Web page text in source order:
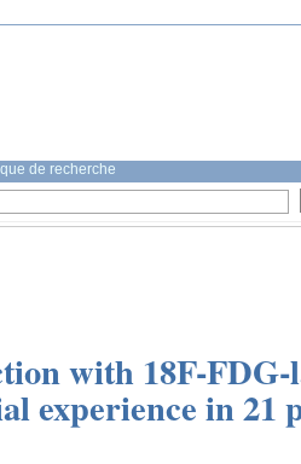
de recherche
with 18F-FDG-
experience in 21